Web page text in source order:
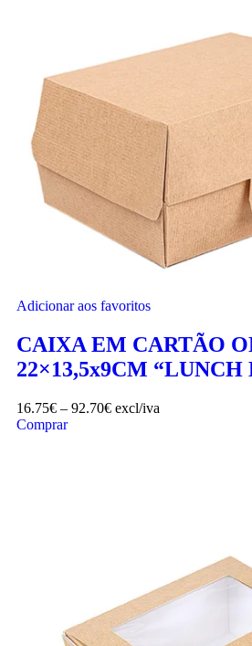
Adicionar aos favoritos
CAIXA EM CARTÃO
22×13,5x9CM “LUNCH
16.75€ – 92.70€ excl/iva
Comprar